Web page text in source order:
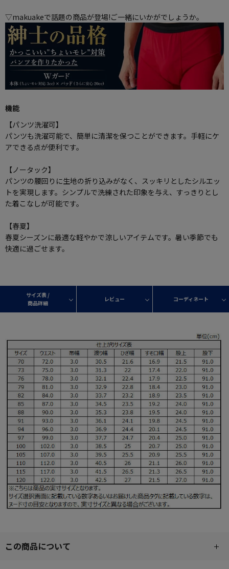
▽makuakeで話題の商品が登場!ご一緒にいかがでしょうか。
機能
【パンツ洗濯可】
パンツも洗濯可能で、簡単に清潔を保つことができます。手軽にケ
アできる点が便利です。
【ノータック】
パンツの腰回りに生地の折り込みがなく、スッキリとしたシルエッ
トを実現します。シンプルで洗練された印象を与え、すっきりとし
た着こなしが可能です。
【春夏】
春夏シーズンに最適な軽やかで涼しいアイテムです。暑い季節でも
快適に過ごせます。
サイズ表 /
商品詳細
レビュー コーディネート
この商品について